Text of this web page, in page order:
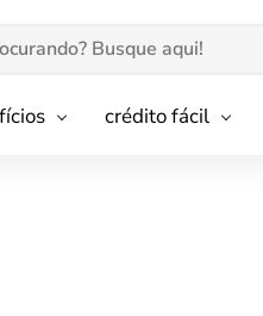
crédito fácil